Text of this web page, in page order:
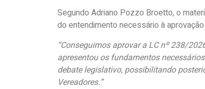
Segundo Adriano Pozzo Broetto, o
do entendimento necessário à
“Conseguimos aprovar a LC nº 238/
apresentou os fundamentos
debate legislativo, possibilitando
Vereadores.”